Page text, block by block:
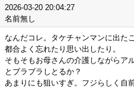
2026-03-20 20:04:27
名前無し
なんだコレ。タケチャンマンに出た
都合よく忘れたり思い出したり。
そもそもお母さんの介護しながらア
とブラブラしとるか？
あまりにも狙いすぎ。フジらしく自